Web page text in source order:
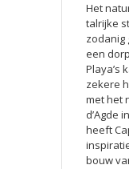
Het
talrijke
zodanig
een
Playa’s
zekere
met het
d’Agde
heeft
bouw